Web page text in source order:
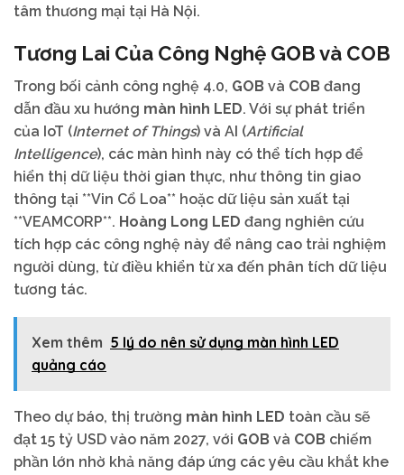
tâm thương mại tại Hà Nội.
Tương Lai Của Công Nghệ GOBvà COB
Trong bối cảnh công nghệ 4.0, GOB và COB đang
dẫn đầu xu hướng màn hình LED. Với sự phát triển
của IoT (Internet of Things) và AI (Artificial
Intelligence), các màn hình này có thể tích hợp để
hiển thị dữ liệu thời gian thực, như thông tin giao
thông tại **Vin Cổ Loa** hoặc dữ liệu sản xuất tại
**VEAMCORP**. Hoàng Long LED đang nghiên cứu
tích hợp các công nghệ này để nâng cao trải nghiệm
người dùng, từ điều khiển từ xa đến phân tích dữ liệu
tương tác.
Xem thêm 5 lý do nên sử dụng màn hình LED
quảng cáo
Theo dự báo, thị trường màn hình LED toàn cầu sẽ
đạt 15 tỷ USD vào năm 2027, với GOB và COB chiếm
phần lớn nhờ khả năng đáp ứng các yêu cầu khắt khe